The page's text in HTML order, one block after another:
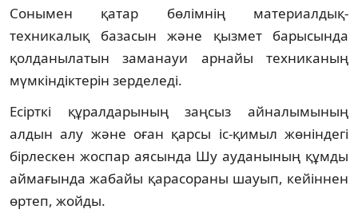
Сонымен қатар бөлімнің материалдық-
техникалық базасын және қызмет барысында
қолданылатын заманауи арнайы техниканың
мүмкіндіктерін зерделеді.
Есірткі құралдарының заңсыз айналымының
алдын алу және оған қарсы іс-қимыл жөніндегі
бірлескен жоспар аясында Шу ауданының құмды
аймағында жабайы қарасораны шауып, кейіннен
өртеп, жойды.